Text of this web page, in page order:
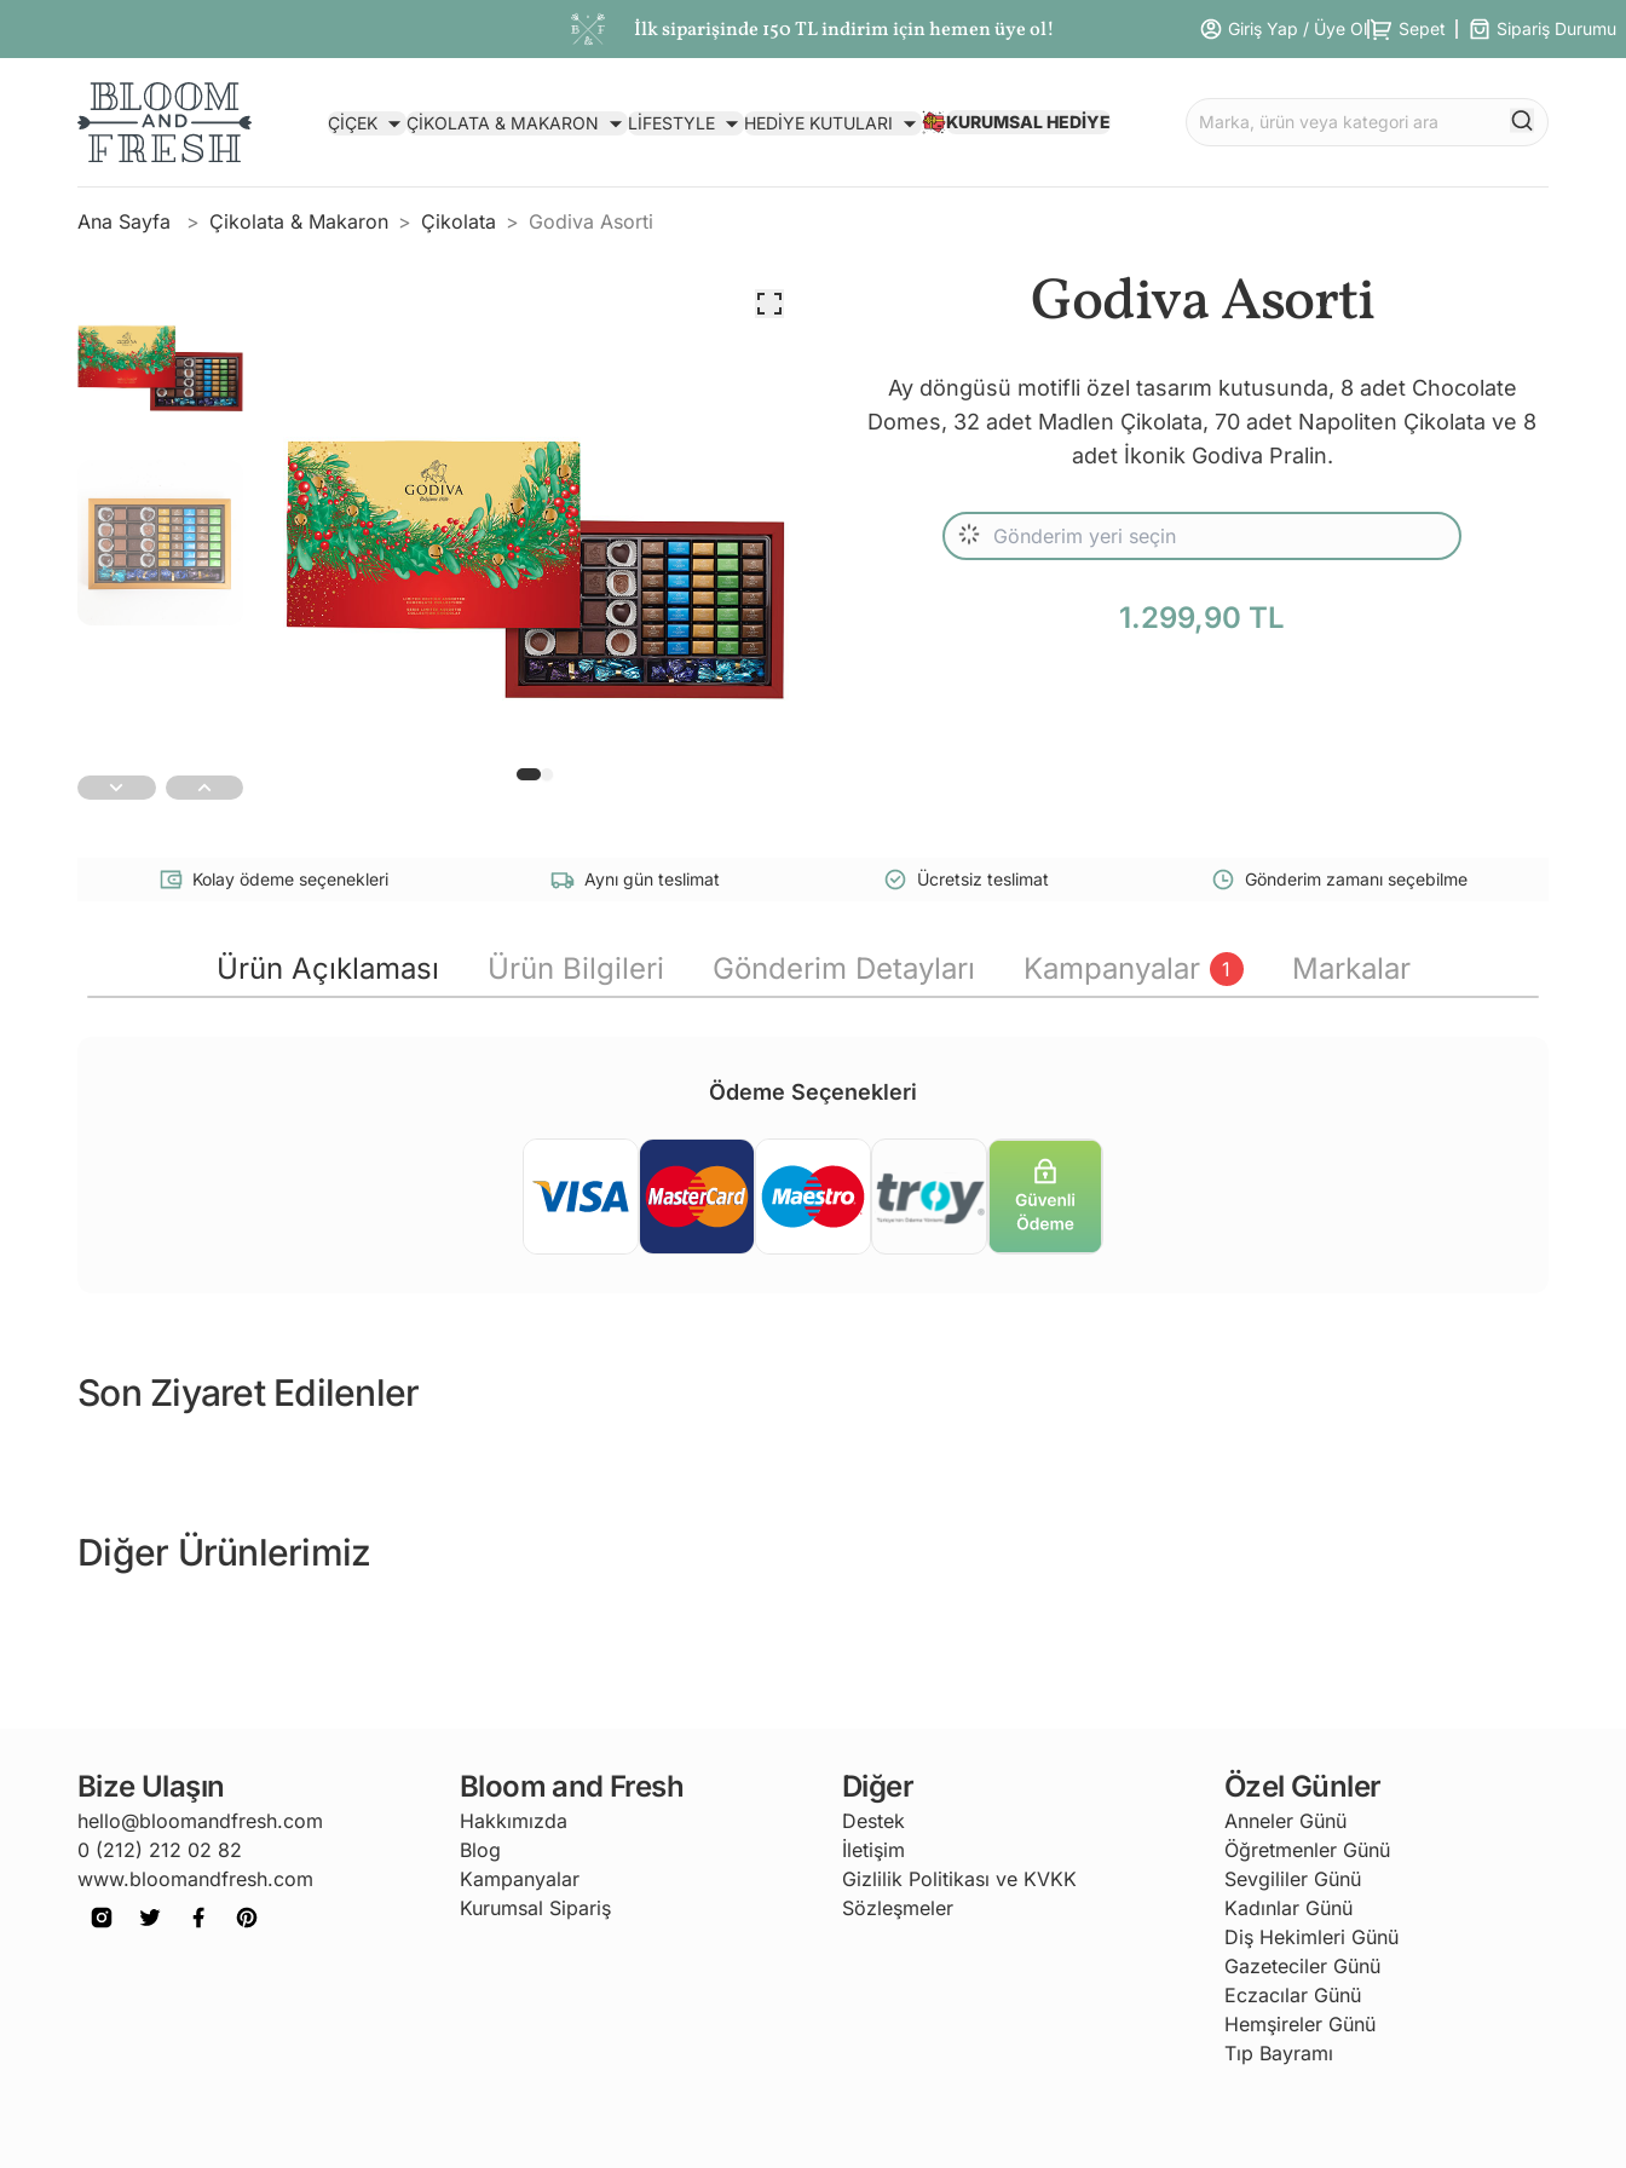
İlk siparişinde 150 TL indirim için hemen üye ol! Giriş Yap / Üye Ol Sepet Sipariş Durumu
ÇİÇEK ÇİKOLATA & MAKARON LİFESTYLE HEDİYE KUTULARI KURUMSAL HEDİYE
Ana Sayfa Çikolata & Makaron Çikolata Godiva Asorti
Godiva Asorti
Ay döngüsü motifli özel tasarım kutusunda, 8 adet Chocolate
Domes, 32 adet Madlen Çikolata, 70 adet Napoliten Çikolata ve 8
adet İkonik Godiva Pralin.
1.299,90 TL
Kolay ödeme seçenekleri Aynı gün teslimat Ücretsiz teslimat Gönderim zamanı seçebilme
Ürün Açıklaması Ürün Bilgileri Gönderim Detayları Kampanyalar 1 Markalar
Ödeme Seçenekleri
Son Ziyaret Edilenler
Diğer Ürünlerimiz
Bize Ulaşın
hello@bloomandfresh.com
0 (212) 212 02 82
www.bloomandfresh.com
Bloom and Fresh
Hakkımızda
Blog
Kampanyalar
Kurumsal Sipariş
Diğer
Destek
İletişim
Gizlilik Politikası ve KVKK
Sözleşmeler
Özel Günler
Anneler Günü
Öğretmenler Günü
Sevgililer Günü
Kadınlar Günü
Diş Hekimleri Günü
Gazeteciler Günü
Eczacılar Günü
Hemşireler Günü
Tıp Bayramı